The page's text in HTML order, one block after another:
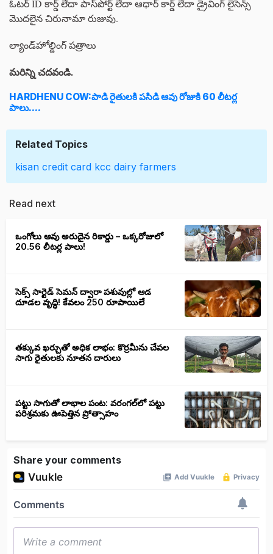
ఓటర్ ID కార్డ్ లేదా పాస్‌పోర్ట్ లేదా ఆధార్ కార్డ్ లేదా డ్రైవింగ్ లైసెన్స్
మొదలైన చిరునామా రుజువు.
ల్యాండ్‌హోల్డింగ్ పత్రాలు
మరిన్ని చదవండి.
HARDHENU COW:పాడి రైతులకి పసిడి ఆవు రోజుకి 60 లీటర్ల
పాలు....
Related Topics
kisan credit card kcc dairy farmers
Read next
ఒంగోలు ఆవు అరుదైన రికార్డు – ఒక్కరోజులో
20.56 లీటర్ల పాలు!
సెక్స్‌ సార్టెడ్‌ సెమన్‌ ద్వారా పశువుల్లో ఆడ
దూడల వృద్ధి! కేవలం 250 రూపాయిలే
తక్కువ ఖర్చుతో అధిక లాభం: కొర్రమీను చేపల
సాగు రైతులకు నూతన దారులు
పట్టు సాగుతో లాభాల పంట: వరంగల్‌లో పట్టు
పరిశ్రమకు ఊపెత్తిన ప్రోత్సాహం
Share your comments